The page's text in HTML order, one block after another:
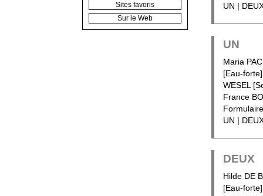
UN |
UN
Maria
[Eau-
WESEL
France
UN |
DEUX
Hilde DE
[Eau-
Sites favoris
Sur le Web